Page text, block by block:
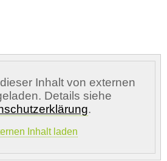
des Besitzers
Inhalt von externen
Details siehe
.
Inhalt laden